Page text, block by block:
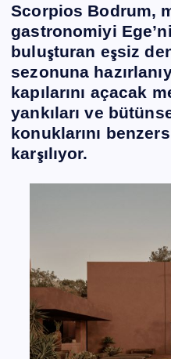
Scorpios Bodrum,
gastronomiyi
buluşturan eşsiz
sezonuna
kapılarını açacak
yankıları ve
konuklarını
karşılıyor.